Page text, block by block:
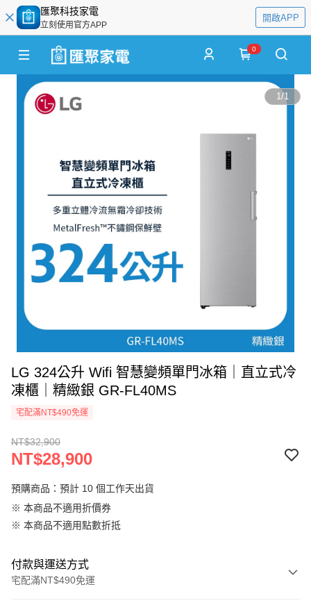
匯聚科技家電
立刻使用官方APP
開啟APP
0
1/1
LG 324公升 Wifi 智慧變頻單門冰箱｜直立式冷
凍櫃｜精緻銀 GR-FL40MS
宅配滿NT$490免運
NT$32,900
NT$28,900
預購商品：預計 10 個工作天出貨
※ 本商品不適用折價券
※ 本商品不適用點數折抵
付款與運送方式
宅配滿NT$490免運